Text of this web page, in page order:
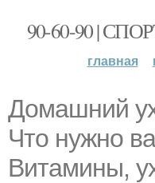
90-60-90 |
главная
Домашний
Что нужно
Витамины,